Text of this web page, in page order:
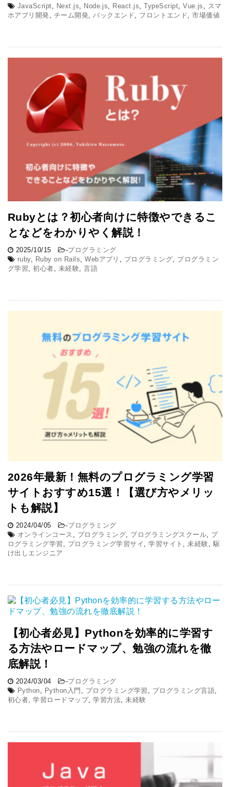
JavaScript, Next.js, Node.js, React.js,TypeScript,Vue.js , スマ
ホアプリ開発 , チーム開発,バックエンド, フロントエンド,市場価値
Rubyとは？初心者向けに特徴やできるこ
となどをわかりやく解説！
2025/10/15 -プログラミング
ruby, Ruby on Rails ,Webアプリ プログラミング
プログラミン
グ学習 ,初心者 未経験 ,言語
2026年最新！無料のプログラミング学習
サイトおすすめ15選！【選び方やメリッ
トも解説】
2024/04/05 -プログラミング
オンラインコース , プログラミング, プログラミングスクール, プ
ログラミング学習 , プログラミング学習サイ ,学習サイト ,未経験, 駆
け出しエンジニア
【初心者必見】Pythonを効率的に学習す
る方法やロードマップ、勉強の流れを徹
底解説！
2024/03/04 -プログラミング
Python, Python入門 , プログラミング学習 , プログラミング言語,
初心者,学習ロードマップ,学習方法,未経験